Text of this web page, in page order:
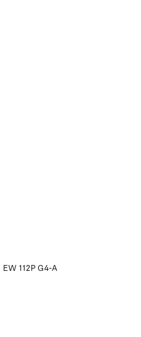
EW 112P G4-A